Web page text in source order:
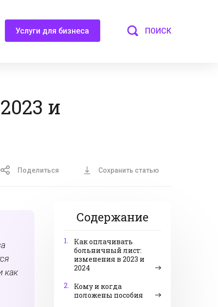
Услуги для бизнеса ПОИСК
и
Поделиться Сохранить статью
Содержание
1.
Как оплачивать
больничный лист:
изменения в 2023 и
2024
2.
Кому и когда
положены пособия
как